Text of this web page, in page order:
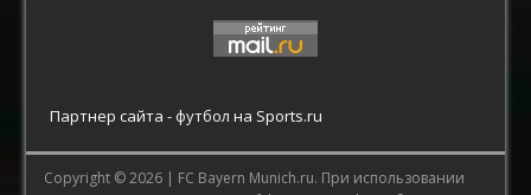
Партнер сайта -футбол на Sports.ru
Copyright © 2026 | FC Bayern Munich.ru. При использовании